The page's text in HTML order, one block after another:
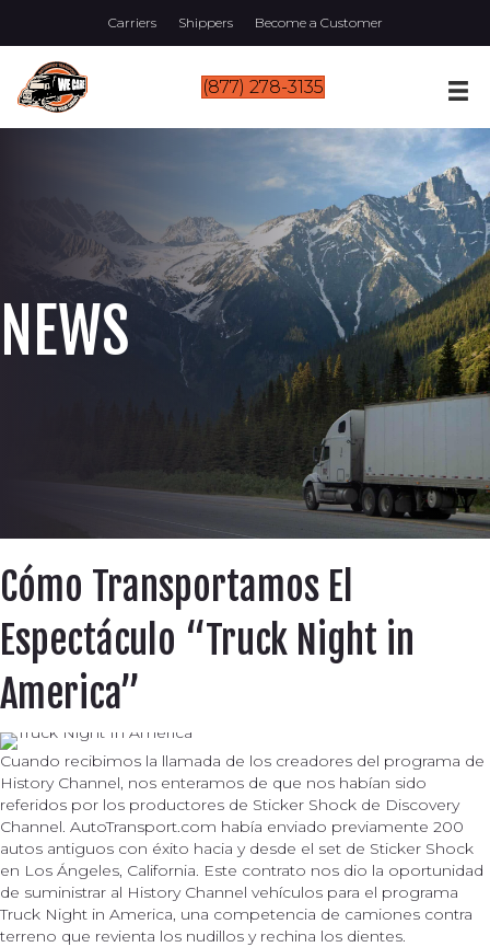
Carriers Shippers Become a Customer
(877) 278-3135
NEWS
Cómo Transportamos El
Espectáculo “Truck Night in
America”
Cuando recibimos la llamada de los creadores del programa de
History Channel, nos enteramos de que nos habían sido
referidos por los productores de Sticker Shock de Discovery
Channel. AutoTransport.com había enviado previamente 200
autos antiguos con éxito hacia y desde el set de Sticker Shock
en Los Ángeles, California. Este contrato nos dio la oportunidad
de suministrar al History Channel vehículos para el programa
Truck Night in America, una competencia de camiones contra
terreno que revienta los nudillos y rechina los dientes.